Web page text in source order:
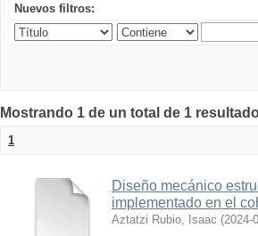
Nuevos filtros:
Mostrando 1 de un total de 1
1
Diseño mecánico
implementado en el
Aztatzi Rubio, Isaac (2024-